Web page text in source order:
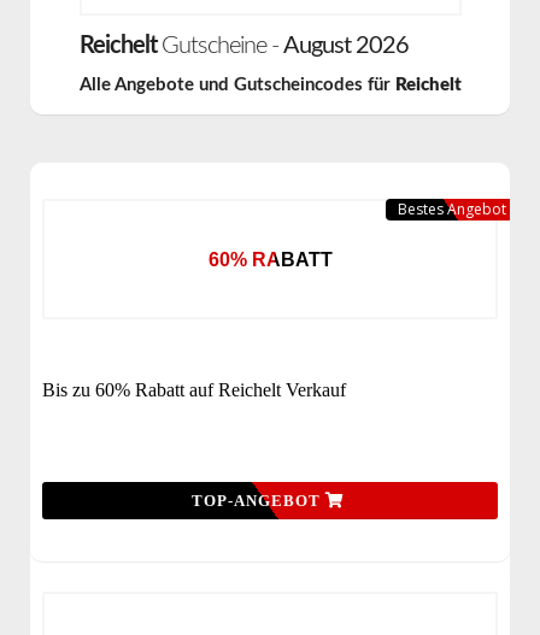
ReicheltGutscheine - August 2026
Alle Angebote und Gutscheincodes für Reichelt
60% RABATT
Bis zu 60% Rabatt auf Reichelt Verkauf
TOP-ANGEBOT
Bestes Angebot